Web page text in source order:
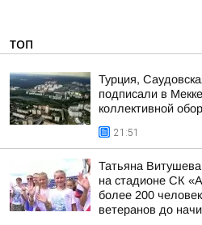
ТОП
Турция,
подписали в
коллективной
21:51
Татьяна
на стадионе СК
более 200
ветеранов до